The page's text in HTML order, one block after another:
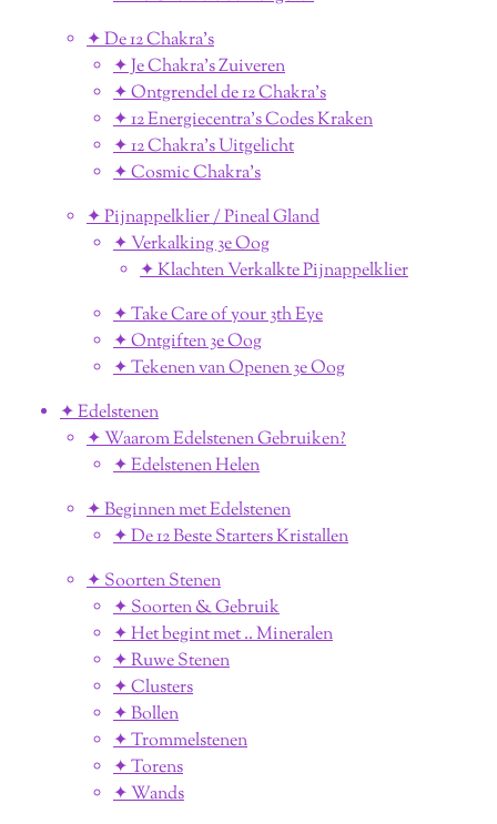
✦ De 12 Chakra's
✦ Je Chakra's Zuiveren
✦ Ontgrendel de 12 Chakra's
✦ 12 Energiecentra's Codes Kraken
✦ 12 Chakra's Uitgelicht
✦ Cosmic Chakra's
✦ Pijnappelklier / Pineal Gland
✦ Verkalking 3e Oog
✦ Klachten Verkalkte Pijnappelklier
✦ Take Care of your 3th Eye
✦ Ontgiften 3e Oog
✦ Tekenen van Openen 3e Oog
✦ Edelstenen
✦ Waarom Edelstenen Gebruiken?
✦ Edelstenen Helen
✦ Beginnen met Edelstenen
✦ De 12 Beste Starters Kristallen
✦ Soorten Stenen
✦ Soorten & Gebruik
✦ Het begint met .. Mineralen
✦ Ruwe Stenen
✦ Clusters
✦ Bollen
✦ Trommelstenen
✦ Torens
✦ Wands